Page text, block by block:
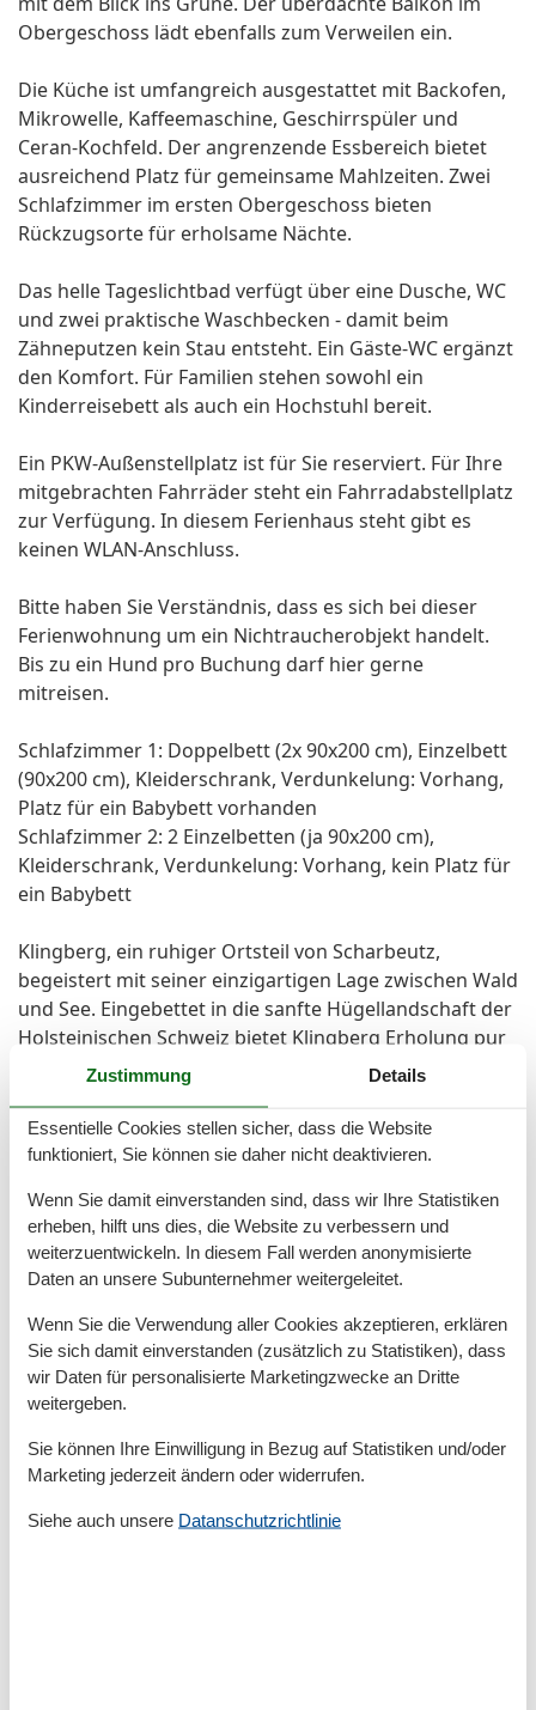
Obergeschoss lädt ebenfalls zum Verweilen ein.
Die Küche ist umfangreich ausgestattet mit Backofen,
Mikrowelle, Kaffeemaschine, Geschirrspüler und
Ceran-Kochfeld. Der angrenzende Essbereich bietet
ausreichend Platz für gemeinsame Mahlzeiten. Zwei
Schlafzimmer im ersten Obergeschoss bieten
Rückzugsorte für erholsame Nächte.
Das helle Tageslichtbad verfügt über eine Dusche, WC
und zwei praktische Waschbecken - damit beim
Zähneputzen kein Stau entsteht. Ein Gäste-WC ergänzt
den Komfort. Für Familien stehen sowohl ein
Kinderreisebett als auch ein Hochstuhl bereit.
Ein PKW-Außenstellplatz ist für Sie reserviert. Für Ihre
mitgebrachten Fahrräder steht ein Fahrradabstellplatz
zur Verfügung. In diesem Ferienhaus steht gibt es
keinen WLAN-Anschluss.
Bitte haben Sie Verständnis, dass es sich bei dieser
Ferienwohnung um ein Nichtraucherobjekt handelt.
Bis zu ein Hund pro Buchung darf hier gerne
mitreisen.
Schlafzimmer 1: Doppelbett (2x 90x200 cm), Einzelbett
(90x200 cm), Kleiderschrank, Verdunkelung: Vorhang,
Platz für ein Babybett vorhanden
Schlafzimmer 2: 2 Einzelbetten (ja 90x200 cm),
Kleiderschrank, Verdunkelung: Vorhang, kein Platz für
ein Babybett
Klingberg, ein ruhiger Ortsteil von Scharbeutz,
begeistert mit seiner einzigartigen Lage zwischen Wald
und See. Eingebettet in die sanfte Hügellandschaft der
Holsteinischen Schweiz bietet Klingberg Erholung pur
– ideal für Naturliebhaber, Wanderer und
Baden, Paddeln oder Angeln ein, während gut
ausgebaute Rad- und Wanderwege direkt durch das
Ostsee mit dem feinsandigen Strand von Scharbeutz
nur wenige Autominuten entfernt. So lässt sich hier
das Beste aus zwei Welten genießen: die idyllische
Ruhe am See und die lebendige Urlaubsatmosphäre
am Meer.
Raumaufteilung
Einzelbett - Size: 90-130 cm
Doppelbett - Size: 151-180 cm
2 x Einzelbett - Size: 90-130 cm
Zustimmung Details
Essentielle Cookies stellen sicher, dass die Website
funktioniert, Sie können sie daher nicht deaktivieren.
Wenn Sie damit einverstanden sind, dass wir Ihre Statistiken
erheben, hilft uns dies, die Website zu verbessern und
weiterzuentwickeln. In diesem Fall werden anonymisierte
Daten an unsere Subunternehmer weitergeleitet.
Wenn Sie die Verwendung aller Cookies akzeptieren, erklären
Sie sich damit einverstanden (zusätzlich zu Statistiken), dass
wir Daten für personalisierte Marketingzwecke an Dritte
weitergeben.
Sie können Ihre Einwilligung in Bezug auf Statistiken und/oder
Marketing jederzeit ändern oder widerrufen.
Siehe auch unsere Datanschutzrichtlinie